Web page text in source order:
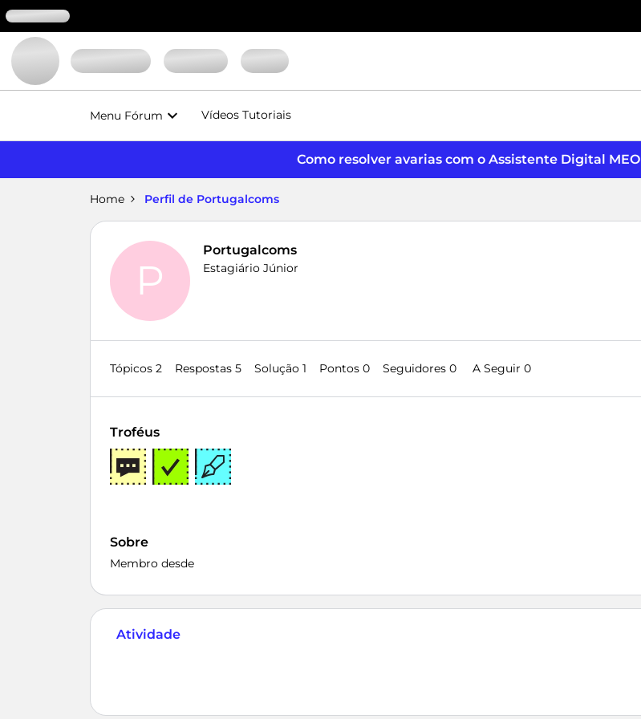
Menu Fórum Vídeos Tutoriais
Como resolver avarias com o Assistente Digital MEO
Home Perfil de Portugalcoms
P
Portugalcoms
Estagiário Júnior
Tópicos 2 Respostas 5 Solução 1 Pontos 0 Seguidores 0 A Seguir 0
Troféus
Sobre
Membro desde
Atividade